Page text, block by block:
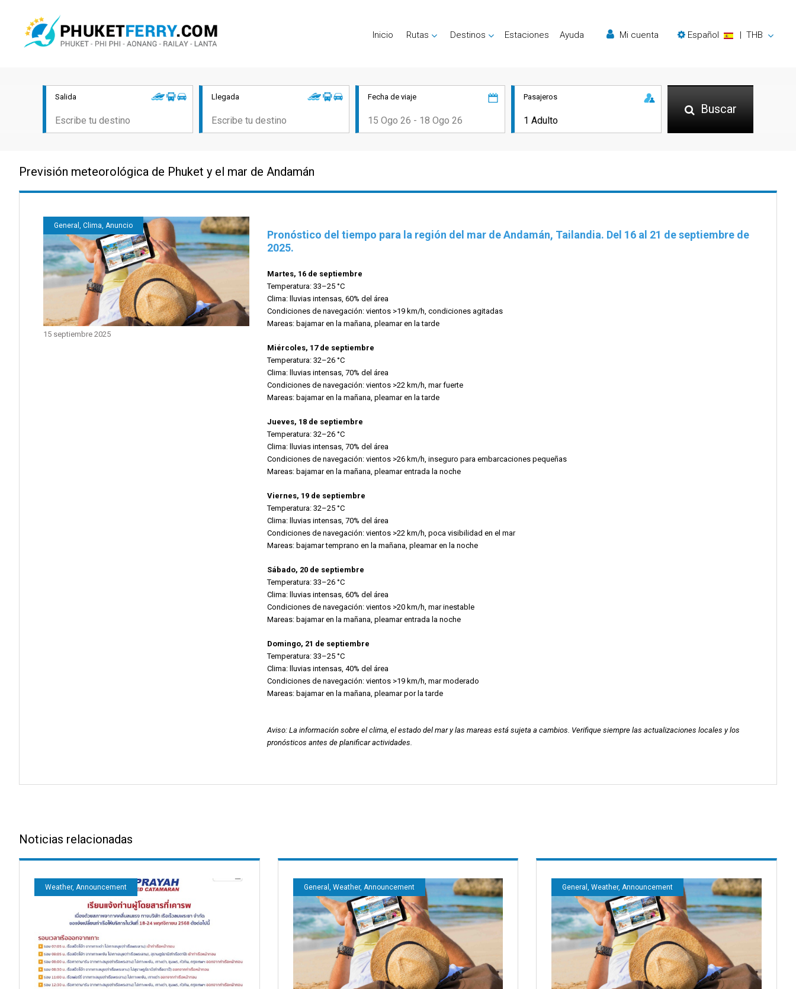
Inicio Rutas Destinos Estaciones Ayuda Mi cuenta Español | THB
Salida Llegada Fecha de viaje Pasajeros
Buscar
Previsión meteorológica de Phuket y el mar de Andamán
15 septiembre 2025
General, Clima, Anuncio
Pronóstico del tiempo para la región del mar de Andamán, Tailandia. Del 16 al 21 de septiembre de
2025.
Martes, 16 de septiembre
Temperatura: 33–25 °C
Clima: lluvias intensas, 60% del área
Condiciones de navegación: vientos >19 km/h, condiciones agitadas
Mareas: bajamar en la mañana, pleamar en la tarde
Miércoles, 17 de septiembre
Temperatura: 32–26 °C
Clima: lluvias intensas, 70% del área
Condiciones de navegación: vientos >22 km/h, mar fuerte
Mareas: bajamar en la mañana, pleamar en la tarde
Jueves, 18 de septiembre
Temperatura: 32–26 °C
Clima: lluvias intensas, 70% del área
Condiciones de navegación: vientos >26 km/h, inseguro para embarcaciones pequeñas
Mareas: bajamar en la mañana, pleamar entrada la noche
Viernes, 19 de septiembre
Temperatura: 32–25 °C
Clima: lluvias intensas, 70% del área
Condiciones de navegación: vientos >22 km/h, poca visibilidad en el mar
Mareas: bajamar temprano en la mañana, pleamar en la noche
Sábado, 20 de septiembre
Temperatura: 33–26 °C
Clima: lluvias intensas, 60% del área
Condiciones de navegación: vientos >20 km/h, mar inestable
Mareas: bajamar en la mañana, pleamar entrada la noche
Domingo, 21 de septiembre
Temperatura: 33–25 °C
Clima: lluvias intensas, 40% del área
Condiciones de navegación: vientos >19 km/h, mar moderado
Mareas: bajamar en la mañana, pleamar por la tarde
Aviso: La información sobre el clima, el estado del mar y las mareas está sujeta a cambios. Verifique siempre las actualizaciones locales y los
pronósticos antes de planificar actividades.
Noticias relacionadas
Weather, Announcement General, Weather, Announcement General, Weather, Announcement